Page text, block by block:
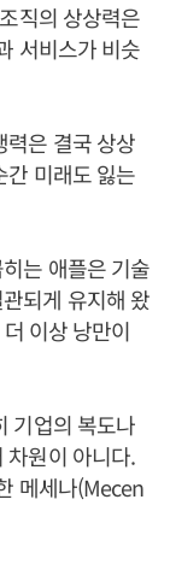
직의 상상력은
서비스가 비슷
력은 결국 상상
간 미래도 잃는
는 애플은 기술
되게 유지해 왔
이상 낭만이
기업의 복도나
차원이 아니다.
메세나(Mecen